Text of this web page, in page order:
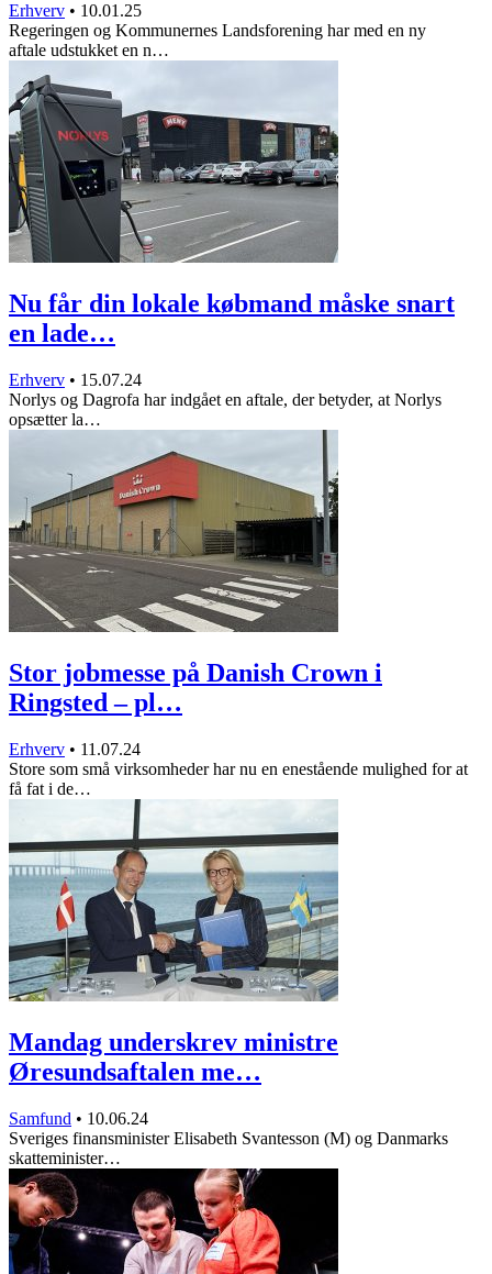
Erhverv • 10.01.25
Regeringen og Kommunernes Landsforening har med en ny
aftale udstukket en n…
Nu får din lokale købmand måske snart
en lade…
Erhverv • 15.07.24
Norlys og Dagrofa har indgået en aftale, der betyder, at Norlys
opsætter la…
Stor jobmesse på Danish Crown i
Ringsted – pl…
Erhverv • 11.07.24
Store som små virksomheder har nu en enestående mulighed for at
få fat i de…
Mandag underskrev ministre
Øresundsaftalen me…
Samfund • 10.06.24
Sveriges finansminister Elisabeth Svantesson (M) og Danmarks
skatteminister…